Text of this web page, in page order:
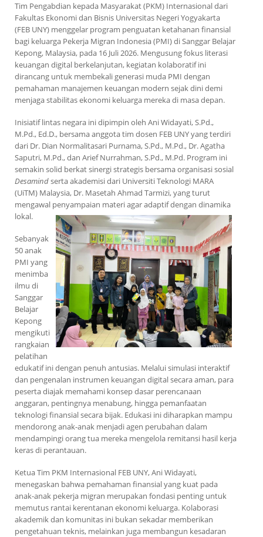
Tim Pengabdian kepada Masyarakat (PKM) Internasional dari
Fakultas Ekonomi dan Bisnis Universitas Negeri Yogyakarta
(FEB UNY) menggelar program penguatan ketahanan finansial
bagi keluarga Pekerja Migran Indonesia (PMI) di Sanggar Belajar
Kepong, Malaysia, pada 16 Juli 2026. Mengusung fokus literasi
keuangan digital berkelanjutan, kegiatan kolaboratif ini
dirancang untuk membekali generasi muda PMI dengan
pemahaman manajemen keuangan modern sejak dini demi
menjaga stabilitas ekonomi keluarga mereka di masa depan.
Inisiatif lintas negara ini dipimpin oleh Ani Widayati, S.Pd.,
M.Pd., Ed.D., bersama anggota tim dosen FEB UNY yang terdiri
dari Dr. Dian Normalitasari Purnama, S.Pd., M.Pd., Dr. Agatha
Saputri, M.Pd., dan Arief Nurrahman, S.Pd., M.Pd. Program ini
semakin solid berkat sinergi strategis bersama organisasi sosial
Desamindserta akademisi dari Universiti Teknologi MARA
(UiTM) Malaysia, Dr. Masetah Ahmad Tarmizi, yang turut
mengawal penyampaian materi agar adaptif dengan dinamika
lokal.
Sebanyak
50 anak
PMI yang
menimba
ilmu di
Sanggar
Belajar
Kepong
mengikuti
rangkaian
pelatihan
edukatif ini dengan penuh antusias. Melalui simulasi interaktif
dan pengenalan instrumen keuangan digital secara aman, para
peserta diajak memahami konsep dasar perencanaan
anggaran, pentingnya menabung, hingga pemanfaatan
teknologi finansial secara bijak. Edukasi ini diharapkan mampu
mendorong anak-anak menjadi agen perubahan dalam
mendampingi orang tua mereka mengelola remitansi hasil kerja
keras di perantauan.
Ketua Tim PKM Internasional FEB UNY, Ani Widayati,
menegaskan bahwa pemahaman finansial yang kuat pada
anak-anak pekerja migran merupakan fondasi penting untuk
memutus rantai kerentanan ekonomi keluarga. Kolaborasi
akademik dan komunitas ini bukan sekadar memberikan
pengetahuan teknis, melainkan juga membangun kesadaran